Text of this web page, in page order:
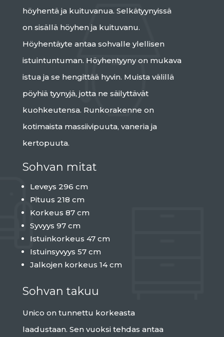
höyhentä ja kuituvanua. Selkätyynyissä
on sisällä höyhen ja kuituvanu.
Höyhentäyte antaa sohvalle ylellisen
istuintuntuman. Höyhentyyny on mukava
istua ja se hengittää hyvin. Muista välillä
pöyhiä tyynyjä, jotta ne säilyttävät
kuohkeutensa. Runkorakenne on
kotimaista massiivipuuta, vaneria ja
kertopuuta.
Sohvan mitat
Leveys 296 cm
Pituus 218 cm
Korkeus 87 cm
Syvyys 97 cm
Istuinkorkeus 47 cm
Istuinsyvyys 57 cm
Jalkojen korkeus 14 cm
Sohvan takuu
Unico on tunnettu korkeasta
laadustaan. Sen vuoksi tehdas antaa